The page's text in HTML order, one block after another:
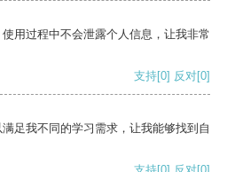
用过程中不会泄露个人信息，让我非常
支持[0] 反对[0]
足我不同的学习需求，让我能够找到自